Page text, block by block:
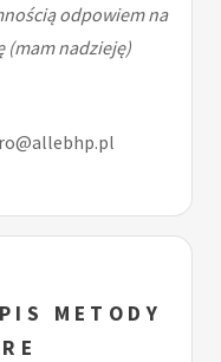
odpowiem na
(mam nadzieję)
METODY